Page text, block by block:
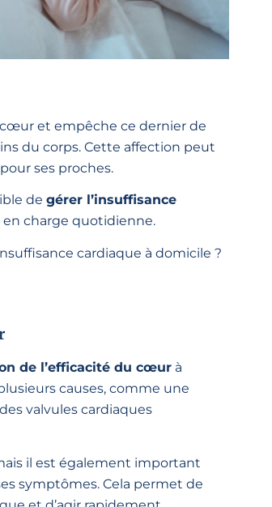
et empêche ce dernier de
du corps. Cette affection peut
ses proches.
de gérer l’insuffisance
en charge quotidienne.
cardiaque à domicile ?
de l’efficacité du cœur à
causes, comme une
valvules cardiaques
il est également important
symptômes. Cela permet de